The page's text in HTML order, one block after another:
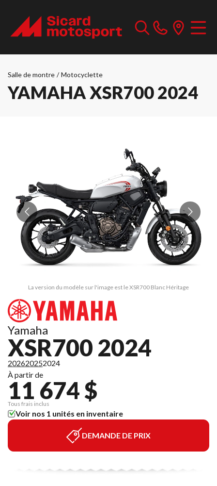
Salle de montre / Motocyclette
YAMAHA XSR700 2024
La version du modèle sur l'image est le XSR700 Blanc Héritage
Yamaha
XSR700 2024
202620252024
À partir de
11 674 $
Tous frais inclus
Voir nos 1 unités en inventaire
DEMANDE DE PRIX